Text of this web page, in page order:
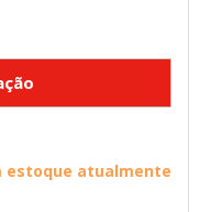
estoque atualmente